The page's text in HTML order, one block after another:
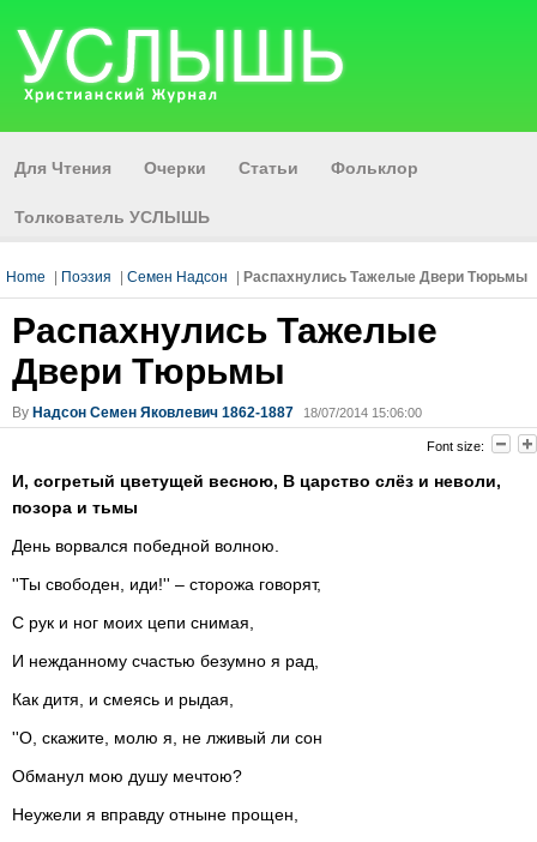
Для Чтения Очерки Статьи Фольклор
Толкователь УСЛЫШЬ
Home Поэзия Семен Надсон Распахнулись Тажелые Двери Тюрьмы
Распахнулись Тажелые
Двери Тюрьмы
By Надсон Семен Яковлевич 1862-1887 18/07/2014 15:06:00
Font size:
И, согретый цветущей весною, В царство слёз и неволи,
позора и тьмы
День ворвался победной волною.
''Ты свободен, иди!'' – сторожа говорят,
С рук и ног моих цепи снимая,
И нежданному счастью безумно я рад,
Как дитя, и смеясь и рыдая,
''О, скажите, молю я, не лживый ли сон
Обманул мою душу мечтою?
Неужели я вправду отныне прощен,